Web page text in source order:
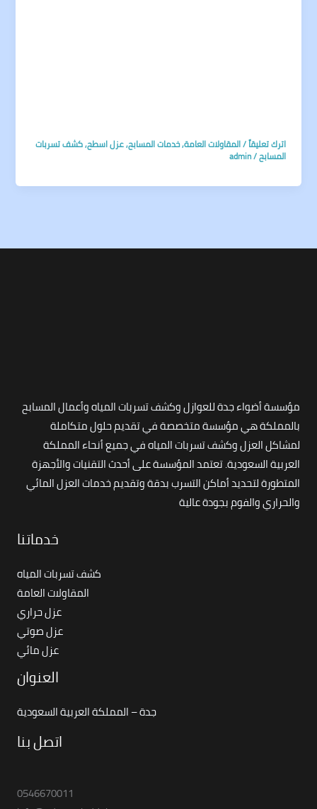
اترك تعليقاً/المقاولات العامة,خدمات المسابح,عزل اسطح,كشف تسربات
المسابح/
admin
مؤسسة أضواء جدة للعوازل وكشف تسربات المياه وأعمال المسابح
بالمملكة هي مؤسسة متخصصة في تقديم حلول متكاملة
لمشاكل العزل وكشف تسربات المياه في جميع أنحاء المملكة
العربية السعودية. تعتمد المؤسسة على أحدث التقنيات والأجهزة
المتطورة لتحديد أماكن التسرب بدقة وتقديم خدمات العزل المائي
والحراري والفوم بجودة عالية
خدماتنا
كشف تسربات المياه
المقاولات العامة
عزل حراري
عزل صوتي
عزل مائي
العنوان
جدة – المملكة العربية السعودية
اتصل بنا